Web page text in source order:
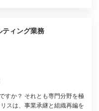
ティング業務
すか？ それとも専門分野を極
スは、事業承継と組織再編を